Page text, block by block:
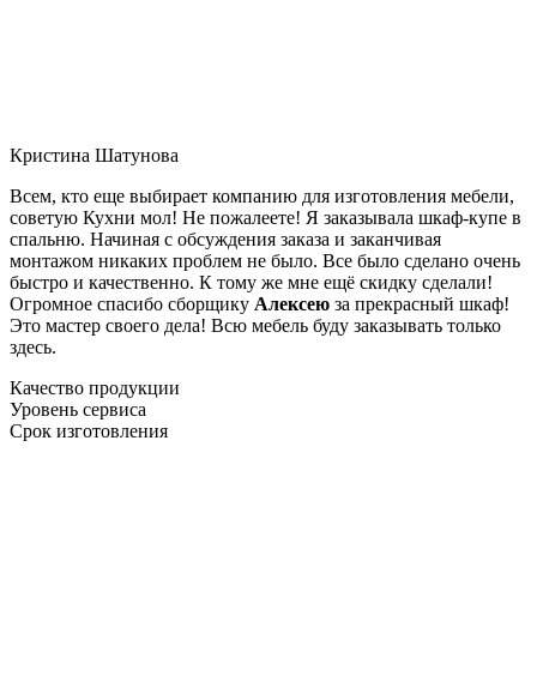
Кристина Шатунова
Всем, кто еще выбирает компанию для изготовления мебели,
советую Кухни мол! Не пожалеете! Я заказывала шкаф-купе в
спальню. Начиная с обсуждения заказа и заканчивая
монтажом никаких проблем не было. Все было сделано очень
быстро и качественно. К тому же мне ещё скидку сделали!
Огромное спасибо сборщику Алексею за прекрасный шкаф!
Это мастер своего дела! Всю мебель буду заказывать только
здесь.
Качество продукции
Уровень сервиса
Срок изготовления